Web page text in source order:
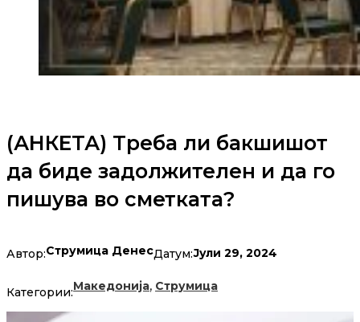
(АНКЕТА) Треба ли бакшишот
да биде задолжителен и да го
пишува во сметката?
Автор:Струмица ДенесДатум:Јули 29, 2024
Категории:Македонија, Струмица